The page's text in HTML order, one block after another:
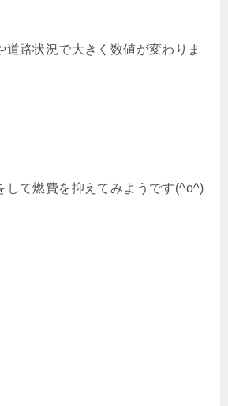
道路状況で大きく数値が変わりま
して燃費を抑えてみようです(^o^)